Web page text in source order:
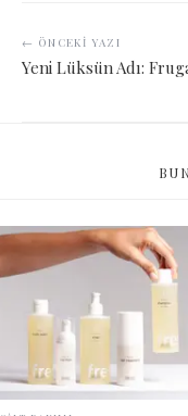
← ÖNCEKI YAZI
Yeni Lüksün Adı: